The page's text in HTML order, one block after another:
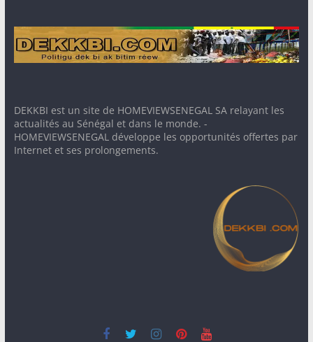
DEKKBI est un site de HOMEVIEWSENEGAL SA relayant les
actualités au Sénégal et dans le monde. -
HOMEVIEWSENEGAL développe les opportunités offertes par
Internet et ses prolongements.